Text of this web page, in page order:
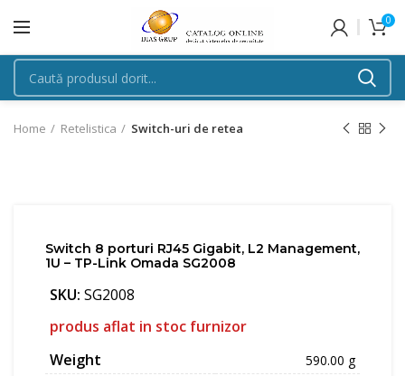
0
Home Retelistica Switch-uri de retea
Switch 8 porturi RJ45 Gigabit, L2 Management,
1U – TP-Link Omada SG2008
SKU: SG2008
produs aflat in stoc furnizor
Weight
590.00 g